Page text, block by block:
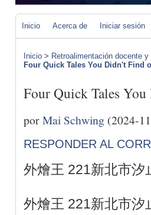
Inicio Acerca de Iniciar sesión
Inicio > Retroalimentación docente
Four Quick Tales You Didn't Find
Four Quick Tales
porMai Schwing (2024-
RESPONDER AL
外燴王 221新北市汐
外燴王 221新北市汐